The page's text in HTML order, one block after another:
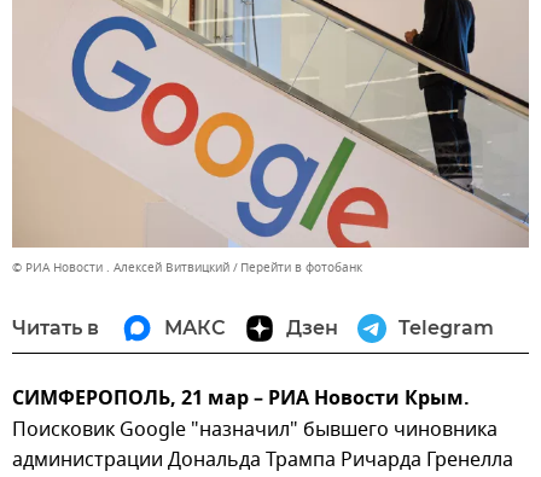
© РИА Новости . Алексей Витвицкий Перейти в фотобанк
Читать в МАКС Дзен Telegram
СИМФЕРОПОЛЬ, 21 мар – РИА Новости Крым.
Поисковик Google "назначил" бывшего чиновника
администрации Дональда Трампа Ричарда Гренелла